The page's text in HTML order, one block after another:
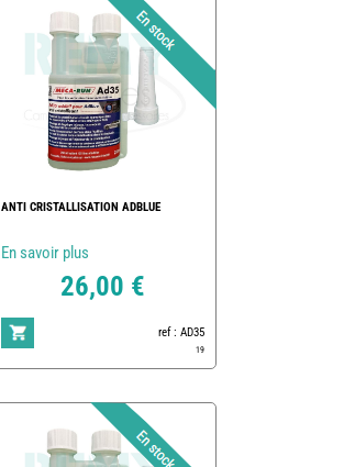
ANTI CRISTALLISATION ADBLUE
En savoir plus
26,00 €
ref : AD35
19